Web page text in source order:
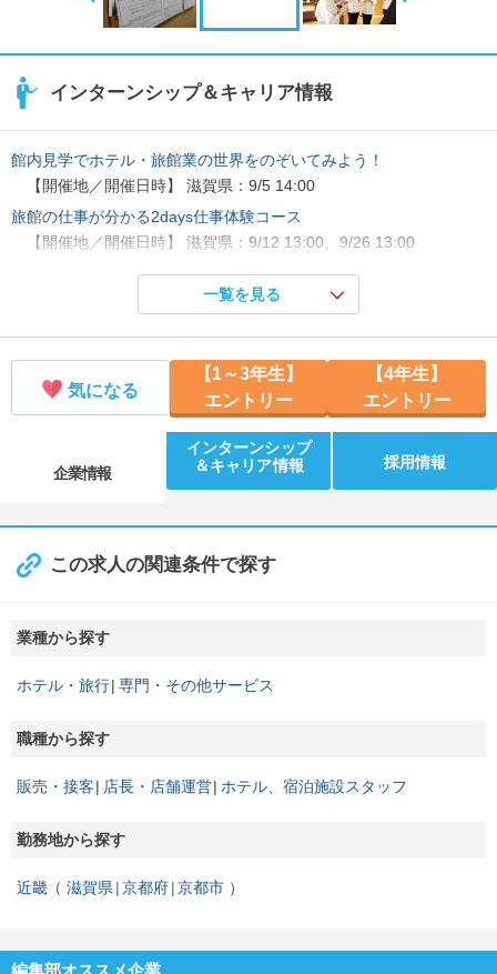
インターンシップ＆キャリア情報
館内見学でホテル・旅館業の世界をのぞいてみよう！
【開催地／開催日時】 滋賀県：9/5 14:00
旅館の仕事が分かる2days仕事体験コース
【開催地／開催日時】 滋賀県：9/12 13:00、9/26 13:00
抽選制／おもてなしのプロを目指す老舗旅館5daysインターン
【開催地／開催日時】 滋賀県：8/12 10:00
一覧を見る
気になる
【1～3年生】
エントリー
【4年生】
エントリー
企業情報
インターンシップ
＆キャリア情報
採用情報
この求人の関連条件で探す
業種から探す
ホテル・旅行 専門・その他サービス
職種から探す
販売・接客 店長・店舗運営 ホテル、宿泊施設スタッフ
勤務地から探す
近畿 滋賀県 京都府 京都市
編集部オススメ企業